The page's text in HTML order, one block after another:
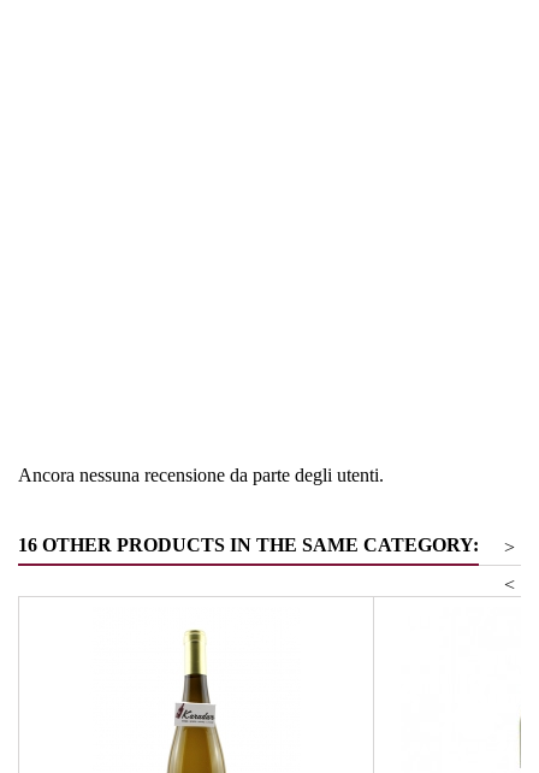
Ancora nessuna recensione da parte degli utenti.
16 OTHER PRODUCTS IN THE SAME CATEGORY:
>
<